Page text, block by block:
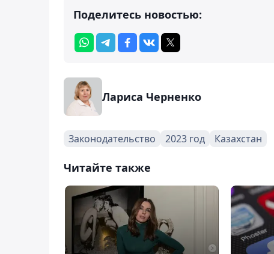
Поделитесь новостью:
Лариса Черненко
Законодательство 2023 год Казахстан
Читайте также